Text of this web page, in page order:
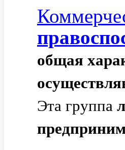
общая
Эта группа